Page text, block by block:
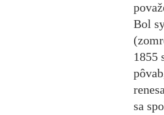
Bol
1855
sa